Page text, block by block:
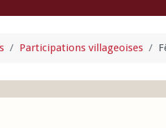
Participations villageoises